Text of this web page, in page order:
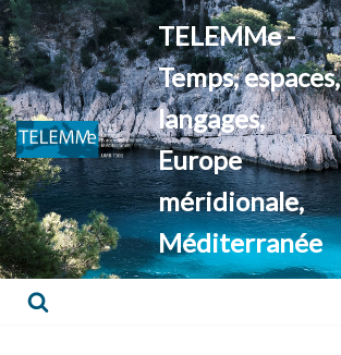
Aller
au
contenu
TELEMMe -
Temps, espaces,
langages,
Europe
méridionale,
Méditerranée